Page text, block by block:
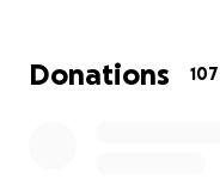
toda a sua força, a
impedindo-o neste
Donations 107